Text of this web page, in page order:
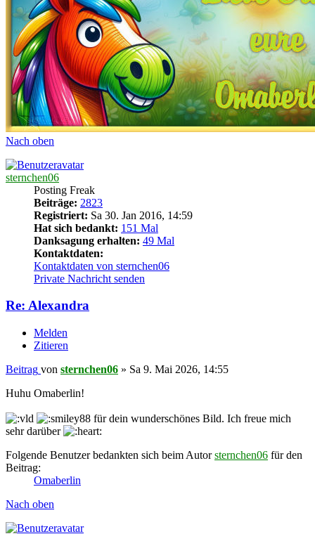
Nach oben
sternchen06
Posting Freak
Beiträge: 2823
Registriert: Sa 30. Jan 2016, 14:59
Hat sich bedankt: 151 Mal
Danksagung erhalten: 49 Mal
Kontaktdaten:
Kontaktdaten von sternchen06
Private Nachricht senden
Re: Alexandra
Melden
Zitieren
Beitrag von sternchen06 » Sa 9. Mai 2026, 14:55
Huhu Omaberlin!
für dein wunderschönes Bild. Ich freue mich
sehr darüber
Folgende Benutzer bedankten sich beim Autorsternchen06 für den
Beitrag:
Omaberlin
Nach oben